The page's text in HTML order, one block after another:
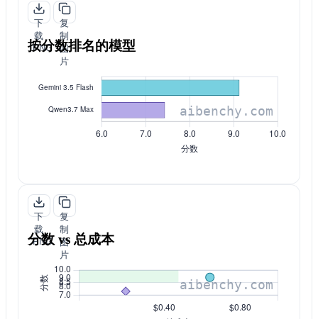
下
载
PNG
复
制
图
片
按分数排名的模型
下
载
PNG
复
制
图
片
分数 vs 总成本